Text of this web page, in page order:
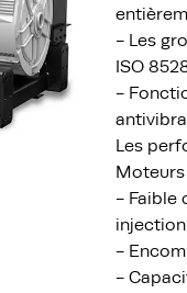
- Les
ISO
-
Les
Moteurs
- Faible
-
-